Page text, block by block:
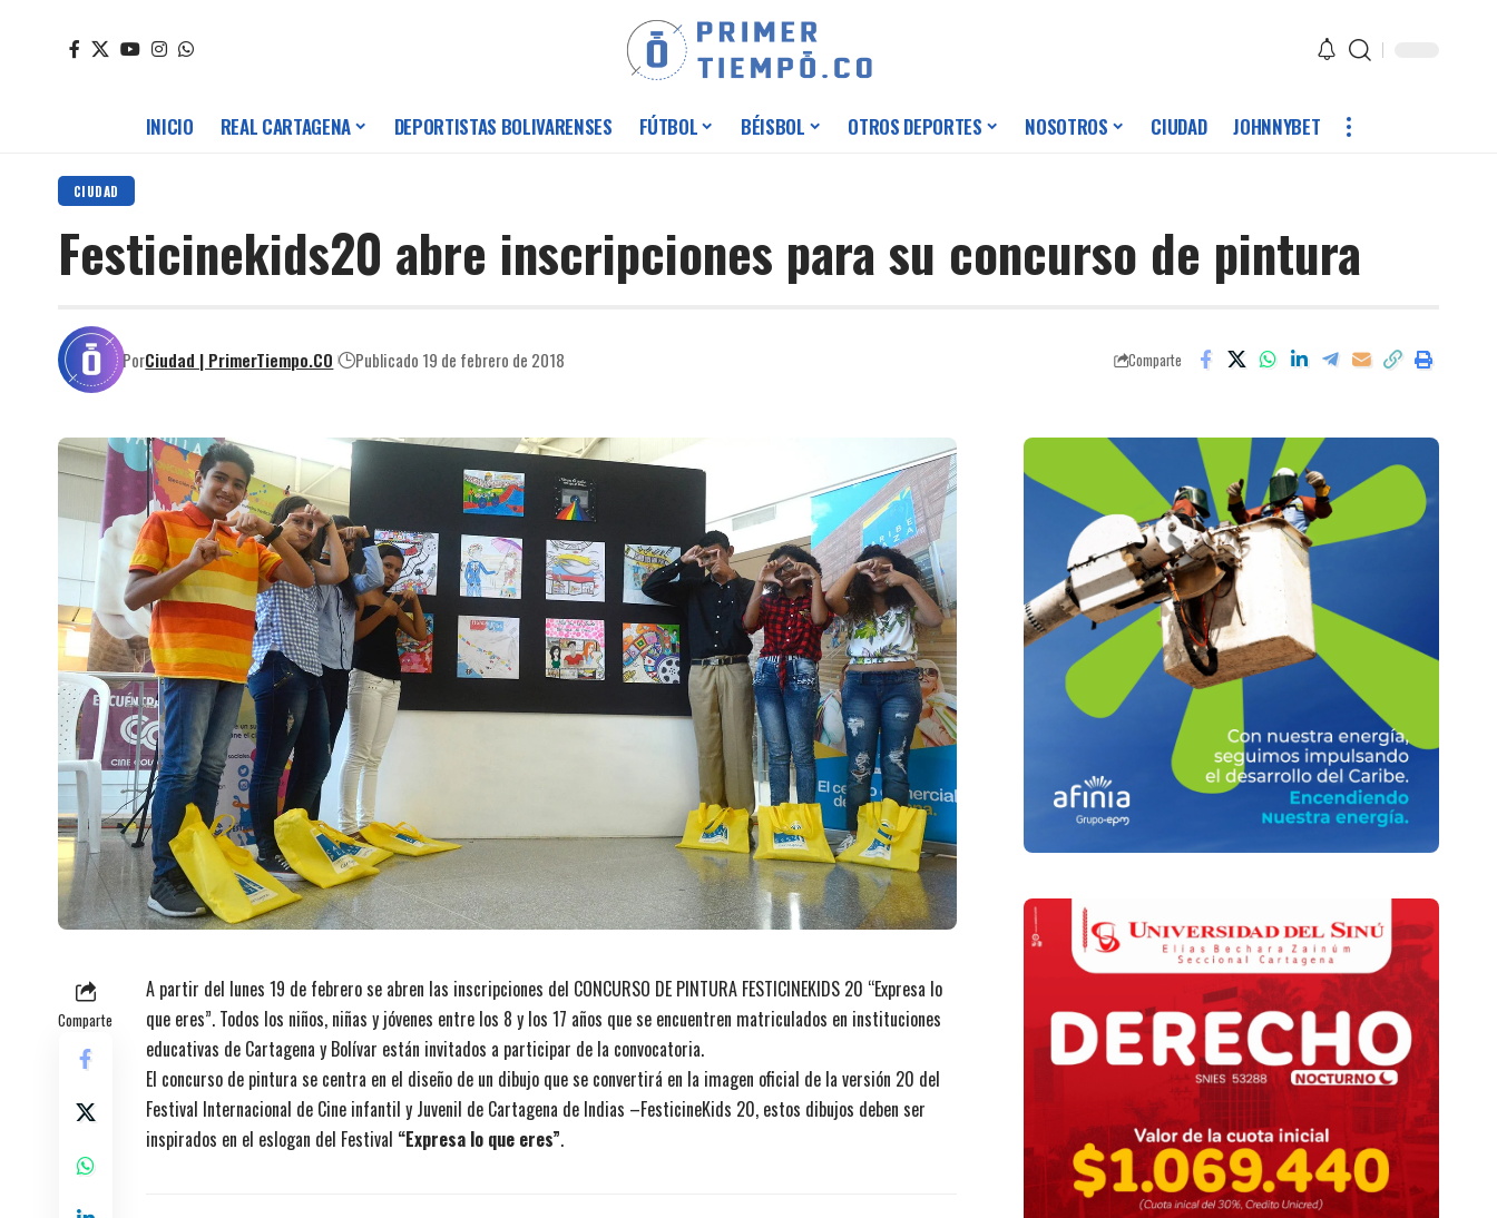
INICIO REAL CARTAGENA DEPORTISTAS BOLIVARENSES FÚTBOL BÉISBOL OTROS DEPORTES NOSOTROS CIUDAD JOHNNYBET
CIUDAD
Festicinekids20 abre inscripciones para su concurso de pintura
PorCiudad | PrimerTiempo.CO Publicado 19 de febrero de 2018 Comparte
Comparte
A partir del lunes 19 de febrero se abren las inscripciones del CONCURSO DE PINTURA FESTICINEKIDS 20 “Expresa lo
que eres”. Todos los niños, niñas y jóvenes entre los 8 y los 17 años que se encuentren matriculados en instituciones
educativas de Cartagena y Bolívar están invitados a participar de la convocatoria.
El concurso de pintura se centra en el diseño de un dibujo que se convertirá en la imagen oficial de la versión 20 del
Festival Internacional de Cine infantil y Juvenil de Cartagena de Indias –FesticineKids 20, estos dibujos deben ser
inspirados en el eslogan del Festival “Expresa lo que eres”.